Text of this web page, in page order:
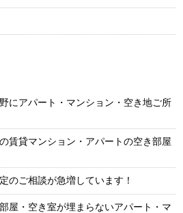
にアパート・マンション・空き地ご所
賃貸マンション・アパートの空き部屋
のご相談が急増しています！
屋・空き室が埋まらないアパート・マ